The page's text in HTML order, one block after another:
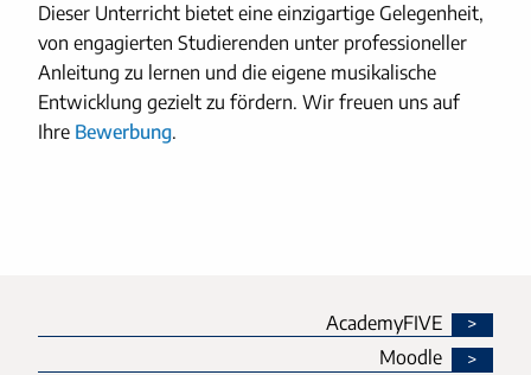
Dieser Unterricht bietet eine einzigartige Gelegenheit,
von engagierten Studierenden unter professioneller
Anleitung zu lernen und die eigene musikalische
Entwicklung gezielt zu fördern. Wir freuen uns auf
Ihre Bewerbung.
AcademyFIVE
Moodle